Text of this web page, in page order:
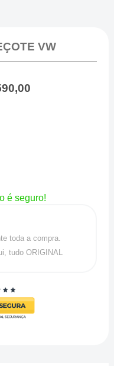
VW
é seguro!
toda a compra.
tudo ORIGINAL